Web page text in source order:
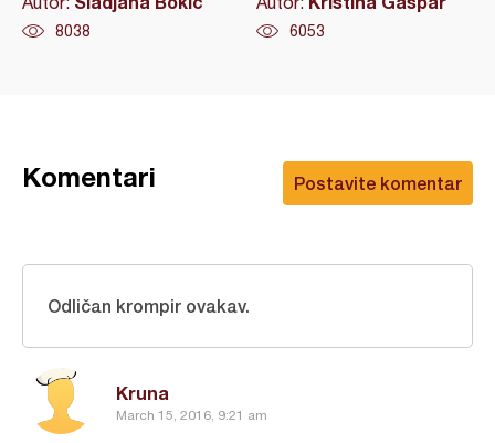
8038 6053
Postavite komentar
Komentari
Kruna
March 15, 2016, 9:21 am
Odličan krompir ovakav.